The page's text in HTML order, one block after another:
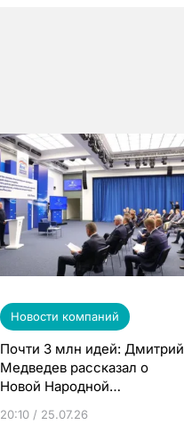
Новости компаний
Почти 3 млн идей: Дмитрий
Медведев рассказал о
Новой Народной
20:10 / 25.07.26